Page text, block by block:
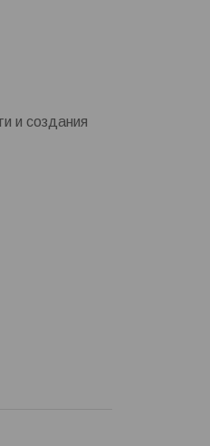
и создания